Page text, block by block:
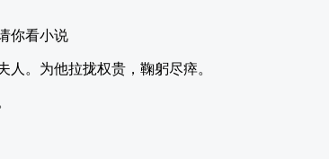
你看小说
人。为他拉拢权贵，鞠躬尽瘁。